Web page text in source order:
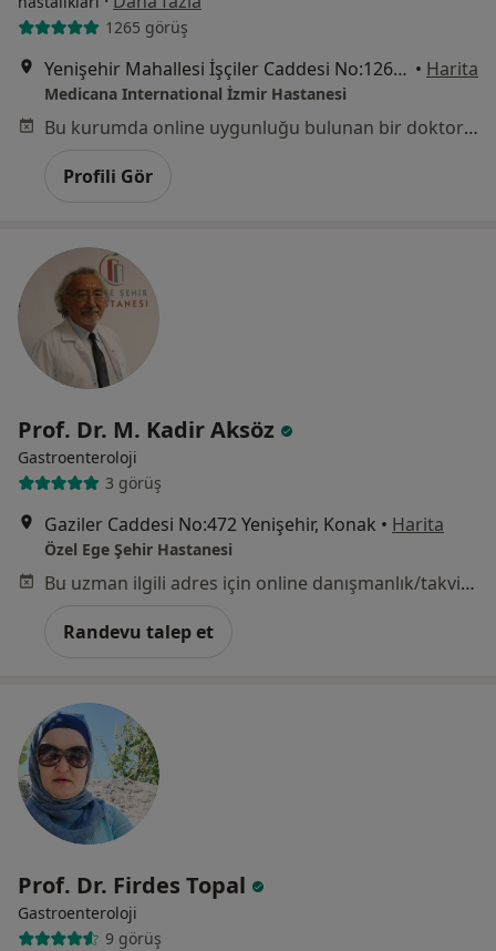
1265 görüş
Yenişehir Mahallesi İşçiler Caddesi No:126, Konak • Harita
Medicana International İzmir Hastanesi
Bu kurumda online uygunluğu bulunan bir doktor veya uzman bulunamadı
Profili Gör
Prof. Dr. M. Kadir Aksöz
Gastroenteroloji
3 görüş
Gaziler Caddesi No:472 Yenişehir, Konak • Harita
Özel Ege Şehir Hastanesi
Bu uzman ilgili adres için online danışmanlık/takvim sunmuyor.
Randevu talep et
Prof. Dr. Firdes Topal
Gastroenteroloji
9 görüş